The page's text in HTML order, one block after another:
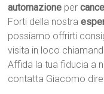
automazione per
Forti della nostra
possiamo offrirti
visita in loco
Affida la tua fiducia a
contatta Giacomo